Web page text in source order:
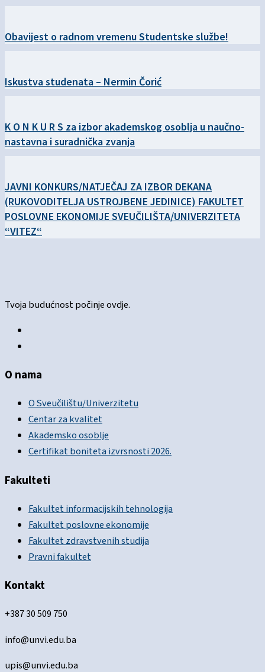
Obavijest o radnom vremenu Studentske službe!
Iskustva studenata – Nermin Čorić
K O N K U R S za izbor akademskog osoblja u naučno-
nastavna i suradnička zvanja
JAVNI KONKURS/NATJEČAJ ZA IZBOR DEKANA
(RUKOVODITELJA USTROJBENE JEDINICE) FAKULTET
POSLOVNE EKONOMIJE SVEUČILIŠTA/UNIVERZITETA
“VITEZ“
Tvoja budućnost počinje ovdje.
O nama
O Sveučilištu/Univerzitetu
Centar za kvalitet
Akademsko osoblje
Certifikat boniteta izvrsnosti 2026.
Fakulteti
Fakultet informacijskih tehnologija
Fakultet poslovne ekonomije
Fakultet zdravstvenih studija
Pravni fakultet
Kontakt
+387 30 509 750
info@unvi.edu.ba
upis@unvi.edu.ba